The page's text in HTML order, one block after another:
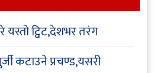
यस्तो ट्विट,देशभर तरंग
कटाउने प्रचण्ड,यसरी